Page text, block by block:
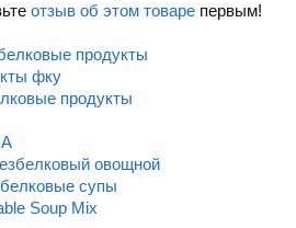
отзыв об этом товаре первым!
продукты
фку
продукты
овощной
супы
Soup Mix